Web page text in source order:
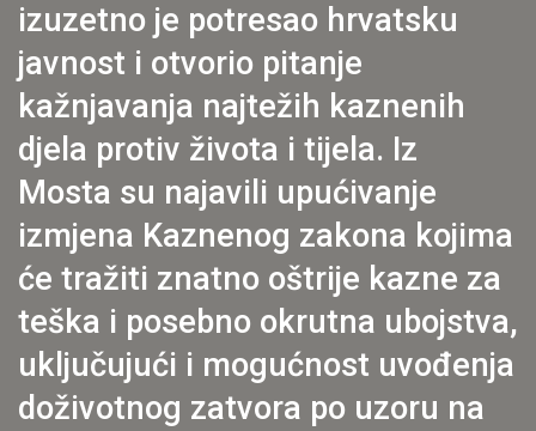
izuzetno je potresao hrvatsku
javnost i otvorio pitanje
kažnjavanja najtežih kaznenih
djela protiv života i tijela. Iz
Mosta su najavili upućivanje
izmjena Kaznenog zakona kojima
će tražiti znatno oštrije kazne za
teška i posebno okrutna ubojstva,
uključujući i mogućnost uvođenja
doživotnog zatvora po uzoru na